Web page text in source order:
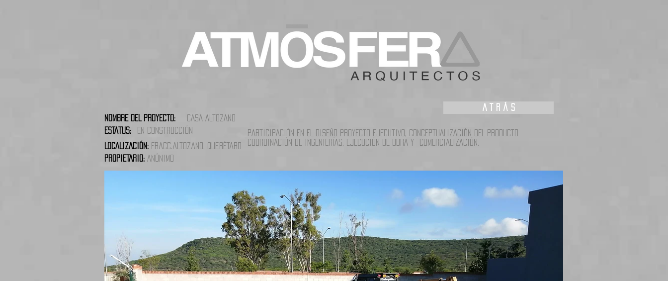
NOMBRE DEL PROYECTO:
CASA ALTOZANO
ESTATUS:
LOCALIZACIÓN:
EN construcción
fracc.altozano, querétaro
PARTICIPACIÓN EN EL DISEÑO PROYECTO EJECUTIVO, CONCEPTUALIZACIÓN DEL PRODUCTO
COORDINACIÓN DE INGENIERÍAS, EJECUCIÓN DE OBRA Y COMERCIALIZACIÓN.
PROPIETARIO: ANÓNIMO
A T R Á S